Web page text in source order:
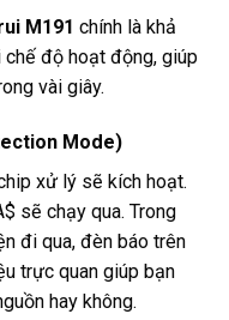
M191 chính là khả
độ hoạt động, giúp
vài giây.
Mode)
xử lý sẽ kích hoạt.
sẽ chạy qua. Trong
đi qua, đèn báo trên
trực quan giúp bạn
hay không.